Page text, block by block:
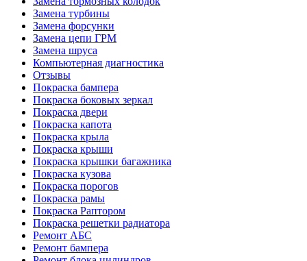
Замена турбины
Замена форсунки
Замена цепи ГРМ
Замена шруса
Компьютерная диагностика
Отзывы
Покраска бампера
Покраска боковых зеркал
Покраска двери
Покраска капота
Покраска крыла
Покраска крыши
Покраска крышки багажника
Покраска кузова
Покраска порогов
Покраска рамы
Покраска Раптором
Покраска решетки радиатора
Ремонт АБС
Ремонт бампера